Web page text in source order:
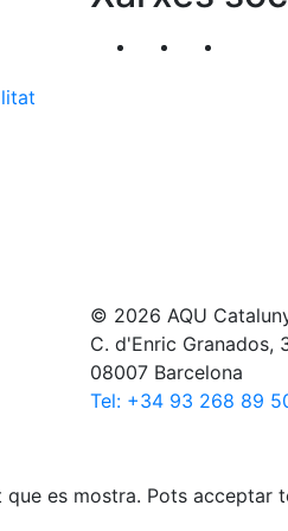
Segueix-
© 2026 AQU
C. d'Enric Granados,
08007 Barcelona
Tel: +34 93 268 89
es mostra. Pots acceptar